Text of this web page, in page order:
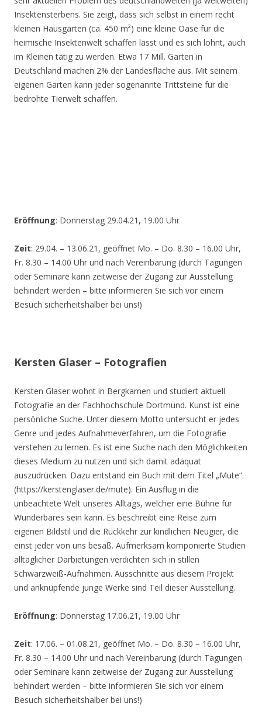
Insektensterbens. Sie zeigt, dass sich selbst in einem recht
kleinen Hausgarten (ca. 450 m²) eine kleine Oase für die
heimische Insektenwelt schaffen lässt und es sich lohnt, auch
im Kleinen tätig zu werden. Etwa 17 Mill. Gärten in
Deutschland machen 2% der Landesfläche aus. Mit seinem
eigenen Garten kann jeder sogenannte Trittsteine für die
bedrohte Tierwelt schaffen.
Eröffnung: Donnerstag 29.04.21, 19.00 Uhr
Zeit: 29.04. – 13.06.21, geöffnet Mo. – Do. 8.30 – 16.00 Uhr,
Fr. 8.30 – 14.00 Uhr und nach Vereinbarung (durch Tagungen
oder Seminare kann zeitweise der Zugang zur Ausstellung
behindert werden – bitte informieren Sie sich vor einem
Besuch sicherheitshalber bei uns!)
Kersten Glaser – Fotografien
Kersten Glaser wohnt in Bergkamen und studiert aktuell
Fotografie an der Fachhochschule Dortmund. Kunst ist eine
persönliche Suche. Unter diesem Motto untersucht er jedes
Genre und jedes Aufnahmeverfahren, um die Fotografie
verstehen zu lernen. Es ist eine Suche nach den Möglichkeiten
dieses Medium zu nutzen und sich damit adäquat
auszudrücken. Dazu entstand ein Buch mit dem Titel „Mute“.
(https://kerstenglaser.de/mute). Ein Ausflug in die
unbeachtete Welt unseres Alltags, welcher eine Bühne für
Wunderbares sein kann. Es beschreibt eine Reise zum
eigenen Bildstil und die Rückkehr zur kindlichen Neugier, die
einst jeder von uns besaß. Aufmerksam komponierte Studien
alltäglicher Darbietungen verdichten sich in stillen
Schwarzweiß-Aufnahmen. Ausschnitte aus diesem Projekt
und anknüpfende junge Werke sind Teil dieser Ausstellung.
Eröffnung: Donnerstag 17.06.21, 19.00 Uhr
Zeit: 17.06. – 01.08.21, geöffnet Mo. – Do. 8.30 – 16.00 Uhr,
Fr. 8.30 – 14.00 Uhr und nach Vereinbarung (durch Tagungen
oder Seminare kann zeitweise der Zugang zur Ausstellung
behindert werden – bitte informieren Sie sich vor einem
Besuch sicherheitshalber bei uns!)